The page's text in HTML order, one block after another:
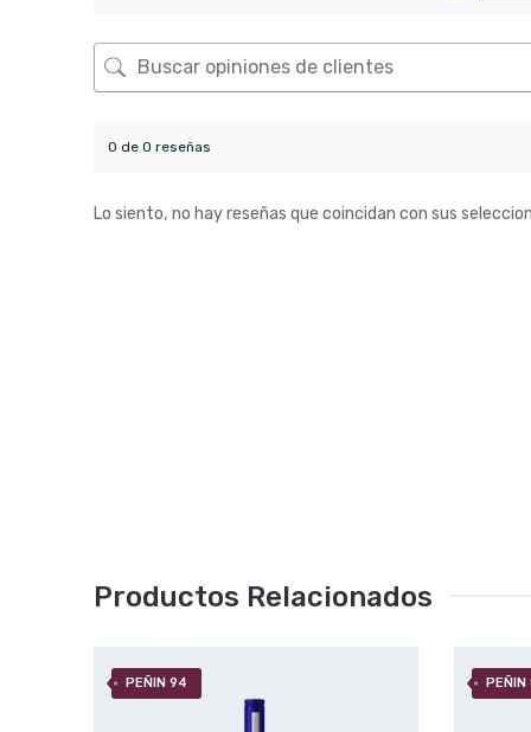
0 de 0 reseñas
Lo siento, no hay reseñas que coincidan con sus
Productos Relacionados
PEÑIN 94 PEÑIN